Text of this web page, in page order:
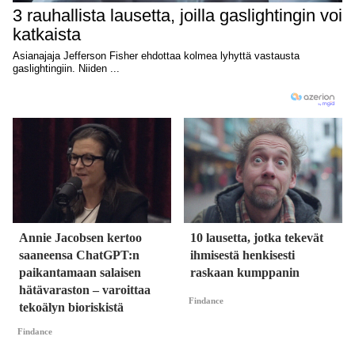
Annie Jacobsen kertoo
saaneensa ChatGPT:n
paikantamaan salaisen
hätävaraston – varoittaa
tekoälyn bioriskistä
Findance
10 lausetta, jotka tekevät
ihmisestä henkisesti
raskaan kumppanin
Findance